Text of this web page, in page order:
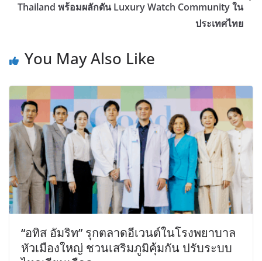
Thailand พร้อมผลักดัน Luxury Watch Community ใน
ประเทศไทย
You May Also Like
“อทิส อัมริท” รุกตลาดอีเวนต์ในโรงพยาบาล
หัวเมืองใหญ่ ชวนเสริมภูมิคุ้มกัน ปรับระบบ